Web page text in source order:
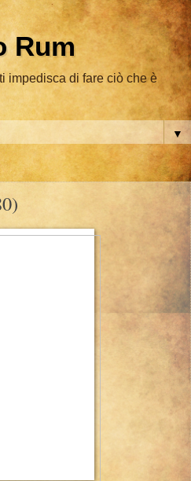
Rum
impedisca di fare ciò che è
▼